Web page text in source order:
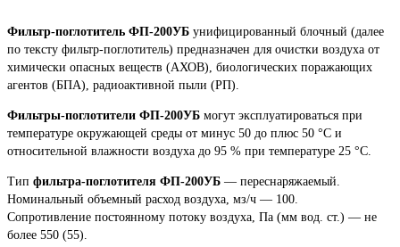
Фильтр-поглотитель ФП-200УБ унифицированный блочный (далее
по тексту фильтр-поглотитель) предназначен для очистки воздуха от
химически опасных веществ (АХОВ), биологических поражающих
агентов (БПА), радиоактивной пыли (РП).
Фильтры-поглотители ФП-200УБ могут эксплуатироваться при
температуре окружающей среды от минус 50 до плюс 50 °С и
относительной влажности воздуха до 95 % при температуре 25 °С.
Тип фильтра-поглотителя ФП-200УБ — переснаряжаемый.
Номинальный объемный расход воздуха, мз/ч — 100.
Сопротивление постоянному потоку воздуха, Па (мм вод. ст.) — не
более 550 (55).